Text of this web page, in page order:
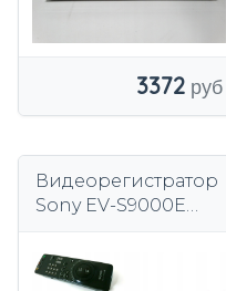
3372
Видеорегистратор
Sony EV-S9000E